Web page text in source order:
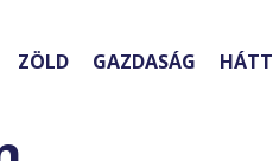
ZÖLD GAZDASÁG